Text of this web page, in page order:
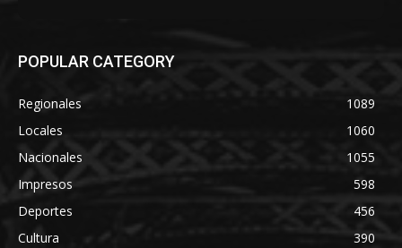
POPULAR CATEGORY
Regionales
1089
Locales
1060
Nacionales
1055
Impresos
598
Deportes
456
Cultura
390